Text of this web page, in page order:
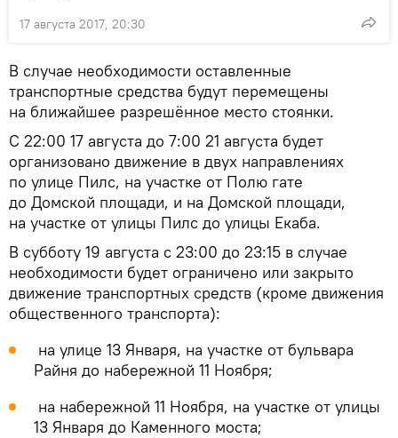
17 августа 2017, 20:30
В случае необходимости оставленные
транспортные средства будут перемещены
на ближайшее разрешённое место стоянки.
С 22:00 17 августа до 7:00 21 августа будет
организовано движение в двух направлениях
по улице Пилс, на участке от Полю гате
до Домской площади, и на Домской площади,
на участке от улицы Пилс до улицы Екаба.
В субботу 19 августа с 23:00 до 23:15 в случае
необходимости будет ограничено или закрыто
движение транспортных средств (кроме движения
общественного транспорта):
на улице 13 Января, на участке от бульвара
Райня до набережной 11 Ноября;
на набережной 11 Ноября, на участке от улицы
13 Января до Каменного моста;